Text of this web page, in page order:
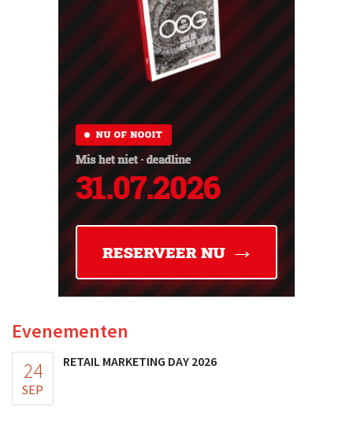
Evenementen
24
SEP
RETAIL MARKETING DAY 2026